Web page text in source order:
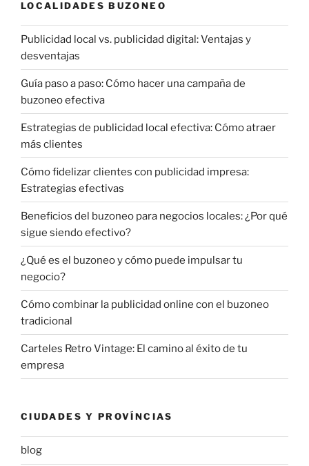
LOCALIDADES BUZONEO
Publicidad local vs. publicidad digital: Ventajas y
desventajas
Guía paso a paso: Cómo hacer una campaña de
buzoneo efectiva
Estrategias de publicidad local efectiva: Cómo atraer
más clientes
Cómo fidelizar clientes con publicidad impresa:
Estrategias efectivas
Beneficios del buzoneo para negocios locales: ¿Por qué
sigue siendo efectivo?
¿Qué es el buzoneo y cómo puede impulsar tu
negocio?
Cómo combinar la publicidad online con el buzoneo
tradicional
Carteles Retro Vintage: El camino al éxito de tu
empresa
CIUDADES Y PROVÍNCIAS
blog